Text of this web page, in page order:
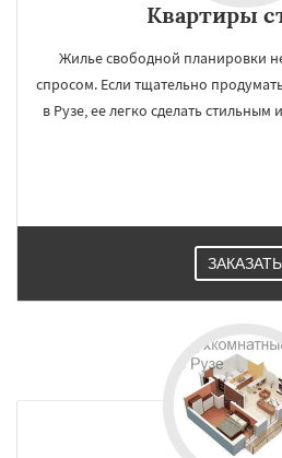
Квартиры
Жилье свободной планировки
спросом. Если тщательно
в Рузе, ее легко сделать
ЗАКАЗАТЬ